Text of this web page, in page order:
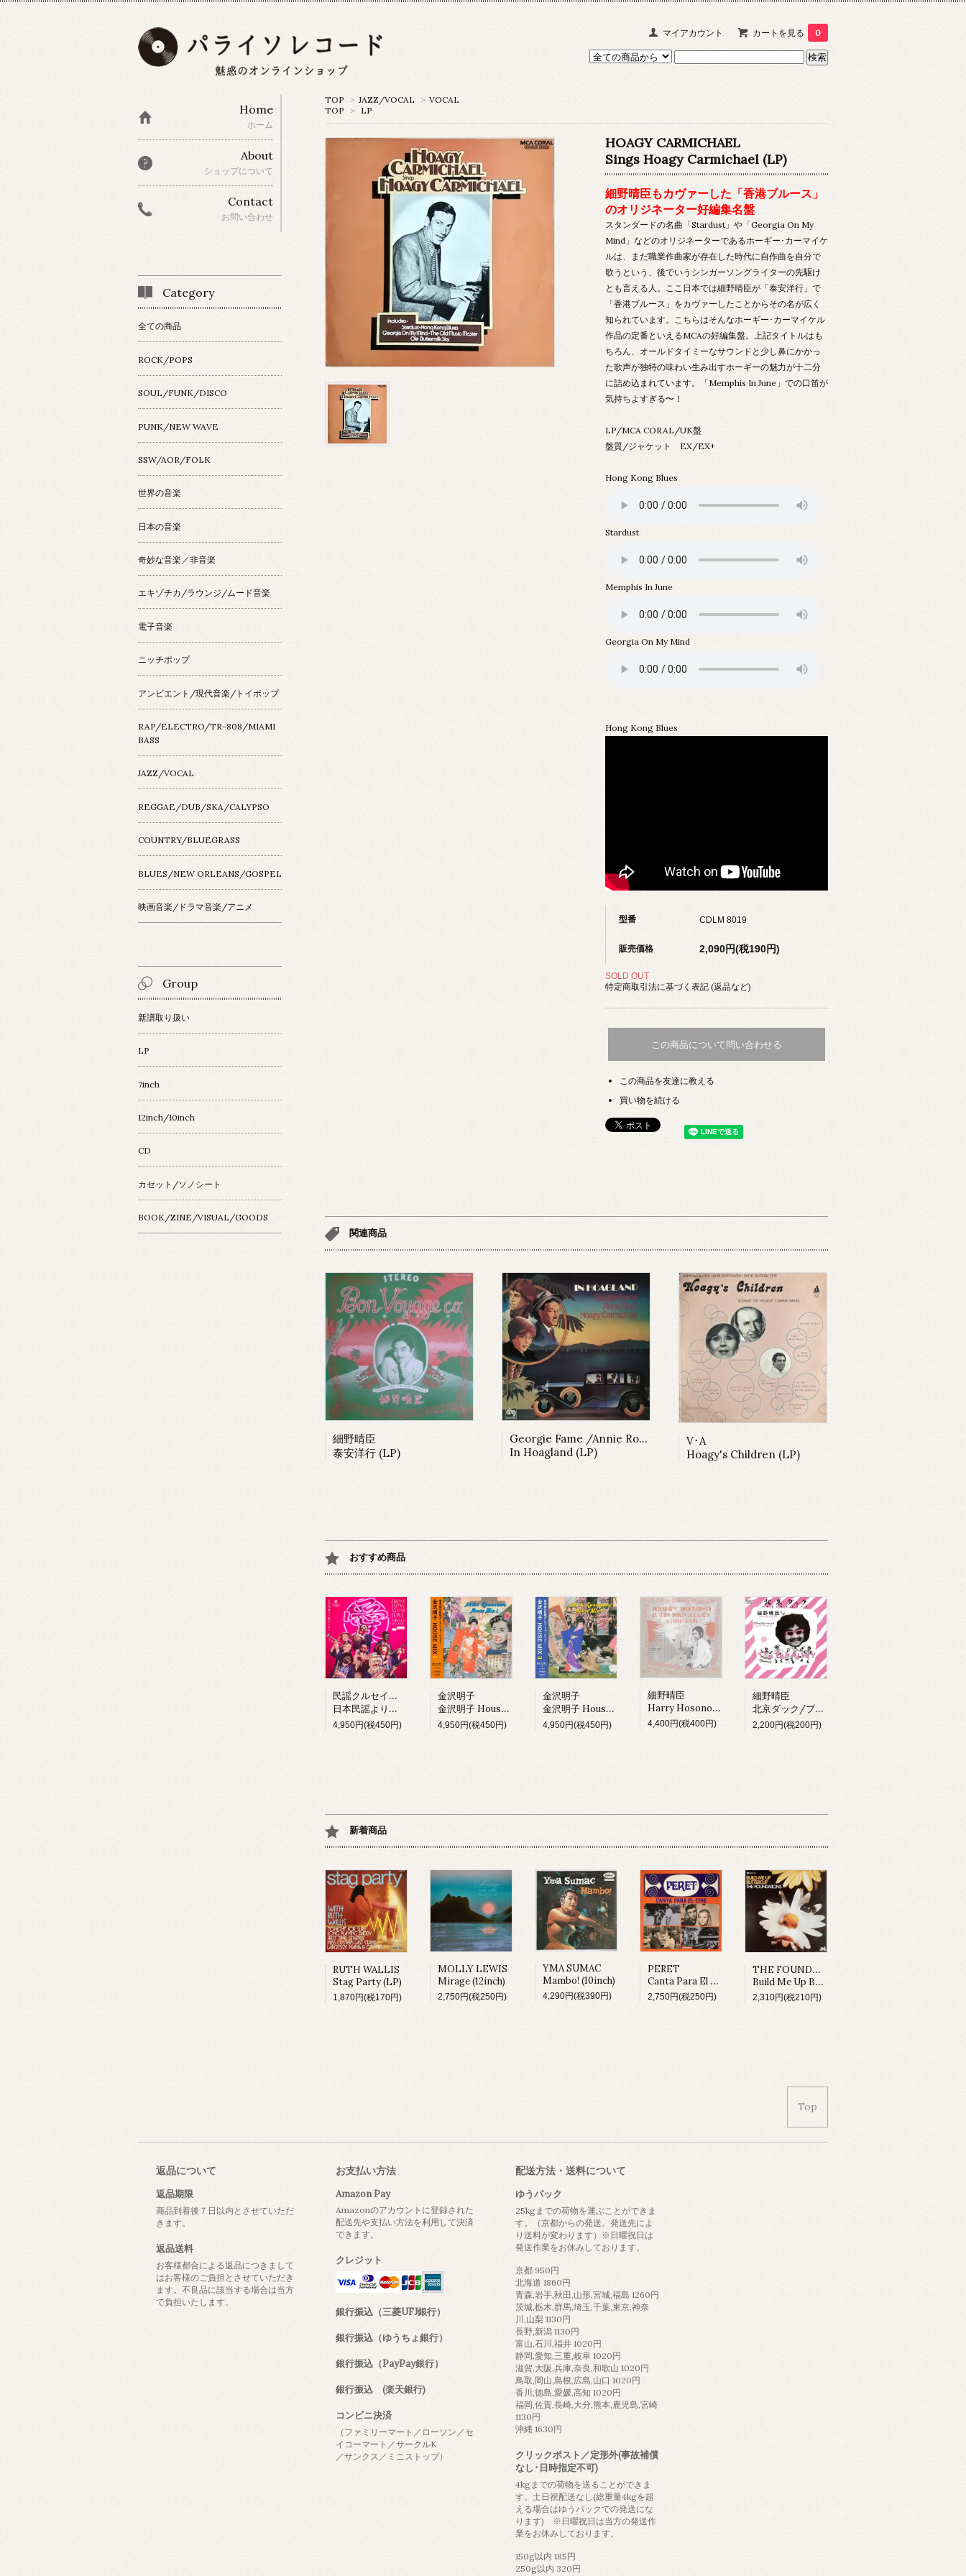
マイアカウント カートを見る 0
TOP > JAZZ/VOCAL > VOCAL
TOP
> LP
HOAGY CARMICHAEL
Sings Hoagy Carmichael (LP)
細野晴臣もカヴァーした「香港ブルース」
のオリジネーター好編集名盤
スタンダードの名曲「Stardust」や「Georgia On My
Mind」などのオリジネーターであるホーギー･カーマイケ
ルは、まだ職業作曲家が存在した時代に自作曲を自分で
歌うという、後でいうシンガーソングライターの先駆け
とも言える人。ここ日本では細野晴臣が「泰安洋行」で
「香港ブルース」をカヴァーしたことからその名が広く
知られています。こちらはそんなホーギー･カーマイケル
作品の定番といえるMCAの好編集盤。上記タイトルはも
ちろん、オールドタイミーなサウンドと少し鼻にかかっ
た歌声が独特の味わい生み出すホーギーの魅力が十二分
に詰め込まれています。「Memphis In June」での口笛が
気持ちよすぎる〜！
LP/MCA CORAL/UK盤
盤質/ジャケット EX/EX+
Hong Kong Blues
Stardust
Memphis In June
Georgia On My Mind
Hong Kong Blues
型番 CDLM 8019
販売価格 2,090円(税190円)
SOLD OUT
特定商取引法に基づく表記 (返品など)
この商品について問い合わせる
この商品を友達に教える
買い物を続ける
関連商品
細野晴臣
泰安洋行 (LP)
Georgie Fame /Annie Ross /Hoagy Carmichael
In Hoagland (LP)
V･A
Hoagy's Children (LP)
おすすめ商品
民謡クルセイダーズ
日本民謡より愛をこめて (LP)
4,950円(税450円)
金沢明子
金沢明子 House Mix I (LP)
4,950円(税450円)
金沢明子
金沢明子 House Mix II (LP)
4,950円(税450円)
細野晴臣
Harry Hosono & Tin Pan Alley In China Town (LP)
4,400円(税400円)
細野晴臣
北京ダック/ブラックピーナッツ
2,200円(税200円)
新着商品
RUTH WALLIS
Stag Party (LP)
1,870円(税170円)
MOLLY LEWIS
Mirage (12inch)
2,750円(税250円)
YMA SUMAC
Mambo! (10inch)
4,290円(税390円)
PERET
Canta Para El Cine (LP)
2,750円(税250円)
THE FOUNDATIONS
Build Me Up Buttercup (LP)
2,310円(税210円)
Home
ホーム
About
ショップについて
Contact
お問い合わせ
Category
全ての商品
ROCK/POPS
SOUL/FUNK/DISCO
PUNK/NEW WAVE
SSW/AOR/FOLK
世界の音楽
日本の音楽
奇妙な音楽／非音楽
エキゾチカ/ラウンジ/ムード音楽
電子音楽
ニッチポップ
アンビエント/現代音楽/トイポップ
RAP/ELECTRO/TR-808/MIAMI
BASS
JAZZ/VOCAL
REGGAE/DUB/SKA/CALYPSO
COUNTRY/BLUEGRASS
BLUES/NEW ORLEANS/GOSPEL
映画音楽/ドラマ音楽/アニメ
Group
新譜取り扱い
LP
7inch
12inch/10inch
CD
カセット/ソノシート
BOOK/ZINE/VISUAL/GOODS
Top
返品について
返品期限
商品到着後７日以内とさせていただ
きます。
返品送料
お客様都合による返品につきまして
はお客様のご負担とさせていただき
ます。不良品に該当する場合は当方
で負担いたします。
お支払い方法
Amazon Pay
Amazonのアカウントに登録された
配送先や支払い方法を利用して決済
できます。
クレジット
銀行振込（三菱UFJ銀行）
銀行振込（ゆうちょ銀行）
銀行振込（PayPay銀行）
銀行振込 (楽天銀行)
コンビニ決済
（ファミリーマート／ローソン／セ
イコーマート／サークルK
／サンクス／ミニストップ）
配送方法・送料について
ゆうパック
25kgまでの荷物を運ぶことができま
す。（京都からの発送。発送先によ
り送料が変わります）※日曜祝日は
発送作業をお休みしております。
京都 950円
北海道 1860円
青森,岩手,秋田,山形,宮城,福島 1260円
茨城,栃木,群馬,埼玉,千葉,東京,神奈
川,山梨 1130円
長野,新潟 1130円
富山,石川,福井 1020円
静岡,愛知,三重,岐阜 1020円
滋賀,大阪,兵庫,奈良,和歌山 1020円
鳥取,岡山,島根,広島,山口 1020円
香川,徳島,愛媛,高知 1020円
福岡,佐賀,長崎,大分,熊本,鹿児島,宮崎
1130円
沖縄 1630円
クリックポスト／定形外(事故補償
なし･日時指定不可)
4kgまでの荷物を送ることができま
す。土日祝配送なし(総重量4kgを超
える場合はゆうパックでの発送にな
ります) ※日曜祝日は当方の発送作
業をお休みしております。
150g以内 185円
250g以内 320円